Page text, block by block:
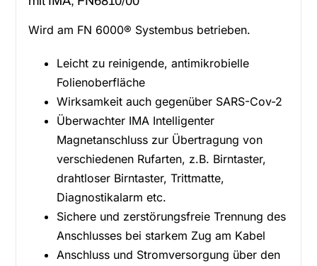
Wird am FN 6000® Systembus betrieben.
Leicht zu reinigende, antimikrobielle
Folienoberfläche
Wirksamkeit auch gegenüber SARS-Cov-2
Überwachter IMA Intelligenter
Magnetanschluss zur Übertragung von
verschiedenen Rufarten, z.B. Birntaster,
drahtloser Birntaster, Trittmatte,
Diagnostikalarm etc.
Sichere und zerstörungsfreie Trennung des
Anschlusses bei starkem Zug am Kabel
Anschluss und Stromversorgung über den